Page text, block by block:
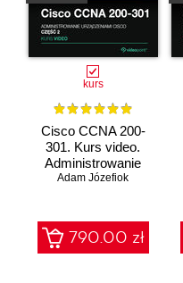
kurs
Cisco CCNA 200-
301. Kurs video.
Administrowanie
urządzeniami Cisco
Adam Józefiok
790.00 zł